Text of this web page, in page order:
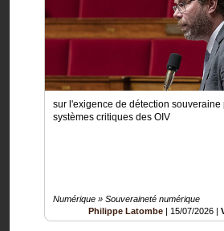
sur l'exigence de détection souveraine
systèmes critiques des OIV
Numérique » Souveraineté numérique
Philippe Latombe | 15/07/2026 |